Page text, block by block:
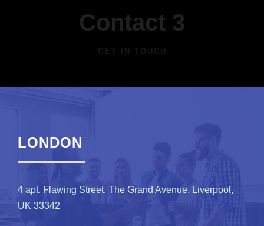
Contact 3
LONDON
4 apt. Flawing Street. The Grand Avenue. Liverpool,
UK 33342